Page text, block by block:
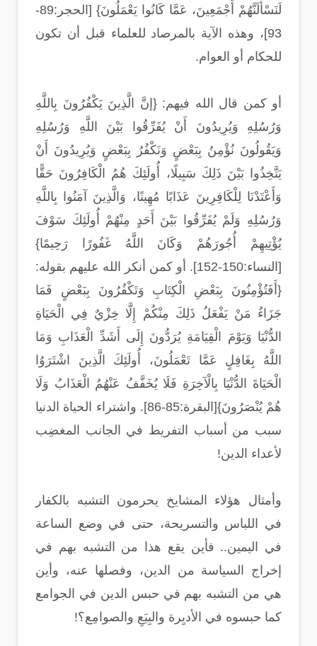
لَنَسْأَلَنَّهُمْ أَجْمَعِينَ، عَمَّا كَانُوا يَعْمَلُونَ} [الحجر:89-
93]، وهذه الآية بالمرصاد للعلماء قبل أن تكون
للحكام أو العوام.
أو كمن قال الله فيهم: {إنَّ الَّذِينَ يَكْفُرُونَ بِاللَّهِ
وَرُسُلِهِ وَيُرِيدُونَ أَنْ يُفَرِّقُوا بَيْنَ اللَّهِ وَرُسُلِهِ
وَيَقُولُونَ نُؤْمِنُ بِبَعْضٍ وَنَكْفُرُ بِبَعْضٍ وَيُرِيدُونَ أَنْ
يَتَّخِذُوا بَيْنَ ذَلِكَ سَبِيلًا، أُولَئِكَ هُمُ الْكَافِرُونَ حَقًّا
وَأَعْتَدْنَا لِلْكَافِرِينَ عَذَابًا مُهِينًا، وَالَّذِينَ آمَنُوا بِاللَّهِ
وَرُسُلِهِ وَلَمْ يُفَرِّقُوا بَيْنَ أَحَدٍ مِنْهُمْ أُولَئِكَ سَوْفَ
يُؤْتِيهِمْ أُجُورَهُمْ وَكَانَ اللَّهُ غَفُورًا رَحِيمًا}
[النساء:150-152]. أو كمن أنكر الله عليهم بقوله:
{أَفَتُؤْمِنُونَ بِبَعْضِ الْكِتَابِ وَتَكْفُرُونَ بِبَعْضٍ فَمَا
جَزَاءُ مَنْ يَفْعَلُ ذَلِكَ مِنْكُمْ إِلَّا خِزْيٌ فِي الْحَيَاةِ
الدُّنْيَا وَيَوْمَ الْقِيَامَةِ يُرَدُّونَ إِلَى أَشَدِّ الْعَذَابِ وَمَا
اللَّهُ بِغَافِلٍ عَمَّا تَعْمَلُونَ، أُولَئِكَ الَّذِينَ اشْتَرَوُا
الْحَيَاةَ الدُّنْيَا بِالْآخِرَةِ فَلَا يُخَفَّفُ عَنْهُمُ الْعَذَابُ وَلَا
هُمْ يُنْصَرُونَ}[البقرة:85-86]. واشتراء الحياة الدنيا
سبب من أسباب التفريط في الجانب المغضِب
لأعداء الدين!
وأمثال هؤلاء المشايخ يحرمون التشبه بالكفار
في اللباس والتسريحة، حتى في وضع الساعة
في اليمين.. فأين يقع هذا من التشبه بهم في
إخراج السياسة من الدين، وفصلها عنه، وأين
هي من التشبه بهم في حبس الدين في الجوامع
كما حبسوه في الأديِرة والبِيَعِ والصوامِع؟!